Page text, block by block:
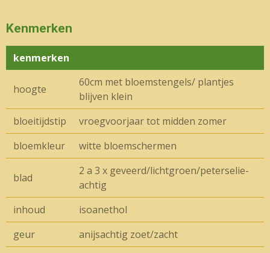
Kenmerken
kenmerken
hoogte
60cm met bloemstengels/ plantjes
blijven klein
bloeitijdstip
vroegvoorjaar tot midden zomer
bloemkleur
witte bloemschermen
blad
2 a 3 x geveerd/lichtgroen/peterselie-
achtig
inhoud
isoanethol
geur
anijsachtig zoet/zacht